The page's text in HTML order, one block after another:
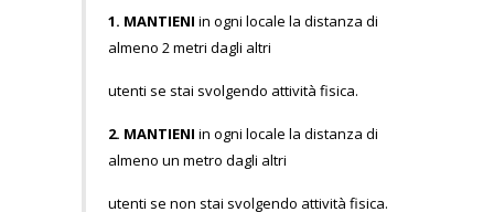
1. MANTIENI in ogni locale la distanza di
almeno 2 metri dagli altri
utenti se stai svolgendo attività fisica.
2. MANTIENI in ogni locale la distanza di
almeno un metro dagli altri
utenti se non stai svolgendo attività fisica.